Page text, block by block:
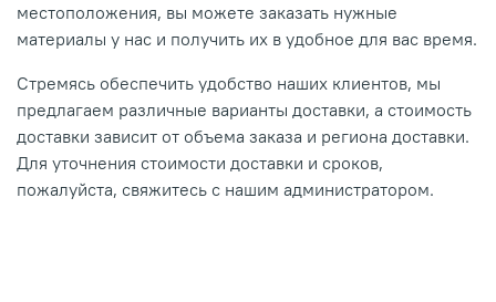
местоположения, вы можете заказать нужные
материалы у нас и получить их в удобное для вас время.
Стремясь обеспечить удобство наших клиентов, мы
предлагаем различные варианты доставки, а стоимость
доставки зависит от объема заказа и региона доставки.
Для уточнения стоимости доставки и сроков,
пожалуйста, свяжитесь с нашим администратором.